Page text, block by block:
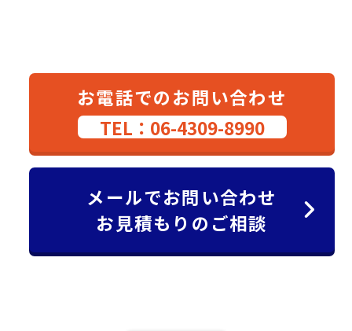
お電話でのお問い合わせ
TEL：06-4309-8990
メールでお問い合わせ
お見積もりのご相談